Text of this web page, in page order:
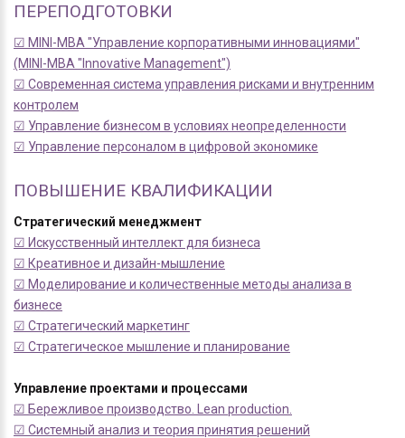
ПЕРЕПОДГОТОВКИ
☑ MINI-MBA "Управление корпоративными инновациями"
(MINI-MBA "Innovative Management")
☑ Современная система управления рисками и внутренним
контролем
☑ Управление бизнесом в условиях неопределенности
☑ Управление персоналом в цифровой экономике
ПОВЫШЕНИЕ КВАЛИФИКАЦИИ
Стратегический менеджмент
☑ Искусственный интеллект для бизнеса
☑ Креативное и дизайн-мышление
☑ Моделирование и количественные методы анализа в
бизнесе
☑ Стратегический маркетинг
☑ Стратегическое мышление и планирование
Управление проектами и процессами
☑ Бережливое производство. Lean production.
☑ Системный анализ и теория принятия решений